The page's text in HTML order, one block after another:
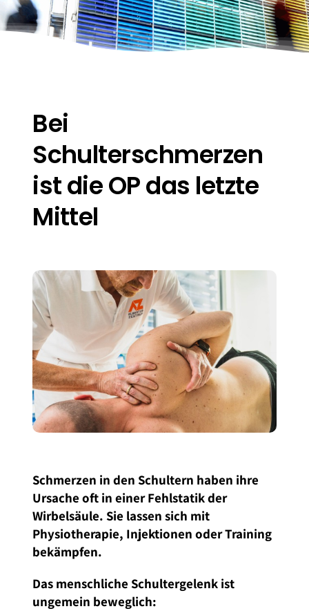
Kontakt und Anfahrt
Bei
Schulterschmerzen
ist die OP das letzte
Mittel
Schmerzen in den Schultern haben ihre
Ursache oft in einer Fehlstatik der
Wirbelsäule. Sie lassen sich mit
Physiotherapie, Injektionen oder Training
bekämpfen.
Das menschliche Schultergelenk ist
ungemein beweglich: